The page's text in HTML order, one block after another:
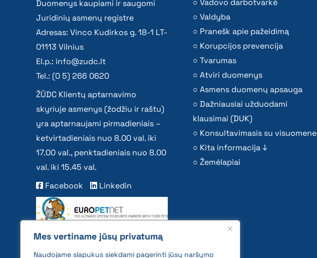
Mes vertiname jūsų privatumą
Naudojame slapukus siekdami pagerinti jūsų naršymo
Duomenys kaupiami ir saugomi
Juridinių asmenų registre
Adresas: Vinco Kudirkos g. 18-1 LT-
01113 Vilnius
El.p.: info@zudc.lt
Tel.: (0 5) 266 0620
ŽŪDC Klientų aptarnavimo
skyriuje asmenys (žodžiu ir raštu)
yra aptarnaujami pirmadieniais –
ketvirtadieniais nuo 8.00 val. iki
17.00 val., penktadieniais nuo 8.00
val. iki 15.45 val.
Facebook
Linkedin
Vadovo darbotvarkė
Valdyba
Pranešk apie pažeidimą
Korupcijos prevencija
Tvarumas
Atviri duomenys
Asmens duomenų apsauga
Dažniausiai užduodami
klausimai (DUK)
Konsultavimasis su visuomene
Kita informacija ↓
Žemėlapiai